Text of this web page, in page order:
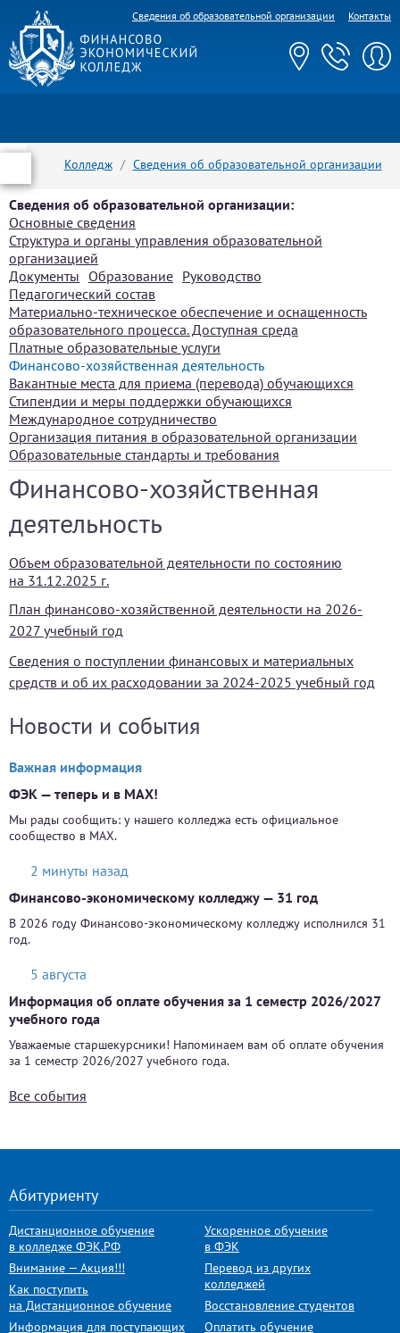
Сведения об образовательной организации Контакты
Колледж
Сведения об образовательной организации
Сведения об образовательной организации:
Основные сведения
Структура и органы управления образовательной
организацией
Документы Образование Руководство
Педагогический состав
Материально-техническое обеспечение и оснащенность
образовательного процесса. Доступная среда
Платные образовательные услуги
Финансово-хозяйственная деятельность
Вакантные места для приема (перевода) обучающихся
Стипендии и меры поддержки обучающихся
Международное сотрудничество
Организация питания в образовательной организации
Образовательные стандарты и требования
Финансово-хозяйственная
деятельность
Объем образовательной деятельности по состоянию
на 31.12.2025 г.
План финансово-хозяйственной деятельности на 2026-
2027 учебный год
Сведения о поступлении финансовых и материальных
средств и об их расходовании за 2024-2025 учебный год
Новости и события
Важная информация
ФЭК — теперь и в MAX!
Мы рады сообщить: у нашего колледжа есть официальное
сообщество в MAX.
2 минуты назад
Финансово-экономическому колледжу — 31 год
В 2026 году Финансово-экономическому колледжу исполнился 31
год.
5 августа
Информация об оплате обучения за 1 семестр 2026/2027
учебного года
Уважаемые старшекурсники! Напоминаем вам об оплате обучения
за 1 семестр 2026/2027 учебного года.
Все события
Абитуриенту
Дистанционное обучение
в колледже ФЭК.РФ
Внимание — Акция!!!
Как поступить
на Дистанционное обучение
Информация для поступающих
Ускоренное обучение
в ФЭК
Перевод из других
колледжей
Восстановление студентов
Оплатить обучение